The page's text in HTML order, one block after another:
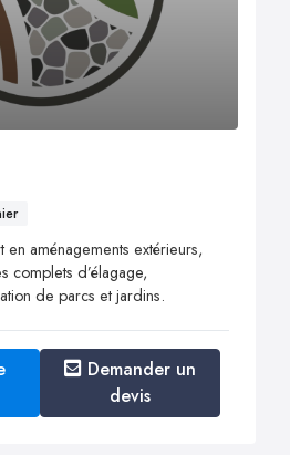
aménagements extérieurs,
complets d’élagage,
de parcs et jardins.
Demander un
devis